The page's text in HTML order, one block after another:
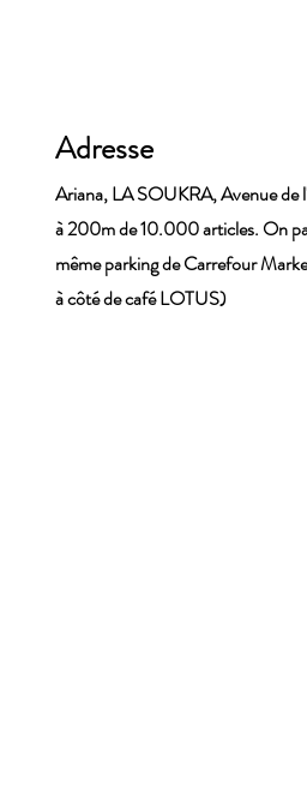
Adresse
Ariana, LA SOUKRA, Avenue
à 200m de 10.000 articles. On
même parking de Carrefour
à côté de café LOTUS)